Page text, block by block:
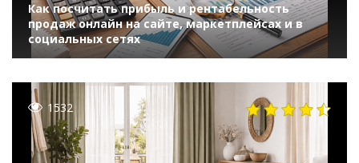
Как посчитать прибыль и рентабельность
продаж онлайн на сайте, маркетплейсах и в
социальных сетях
1532